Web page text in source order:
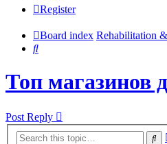
Register
Board index Rehabilitation
Search
Топ магазинов
Post Reply